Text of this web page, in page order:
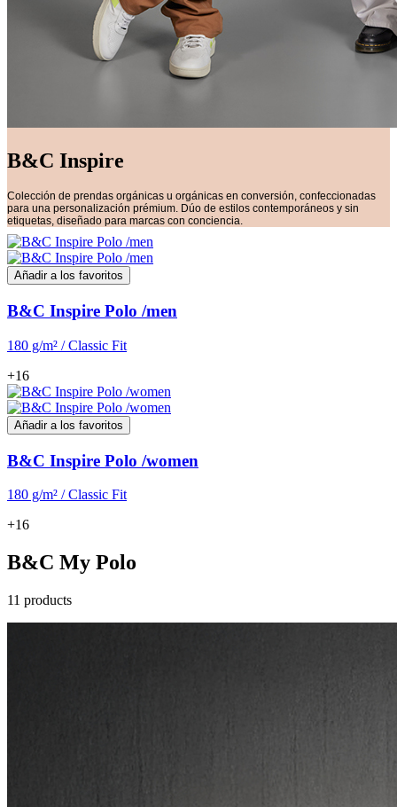
B&C Inspire
Colección de prendas orgánicas u orgánicas en conversión, confeccionadas
para una personalización prémium. Dúo de estilos contemporáneos y sin
etiquetas, diseñado para marcas con conciencia.
Añadir a los favoritos
B&C Inspire Polo /men
180 g/m² / Classic Fit
+16
Añadir a los favoritos
B&C Inspire Polo /women
180 g/m² / Classic Fit
+16
B&C My Polo
11 products